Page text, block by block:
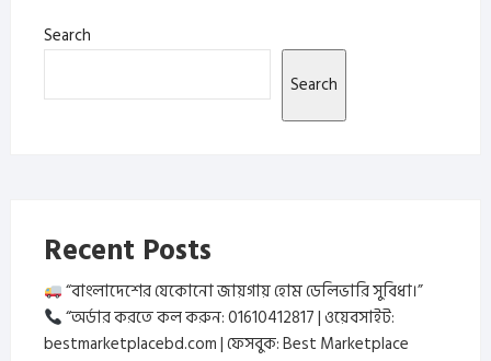
Search
Search
Recent Posts
“বাংলাদেশের যেকোনো জায়গায় হোম ডেলিভারি সুবিধা।”
“অর্ডার করতে কল করুন: 01610412817 | ওয়েবসাইট:
bestmarketplacebd.com | ফেসবুক: Best Marketplace